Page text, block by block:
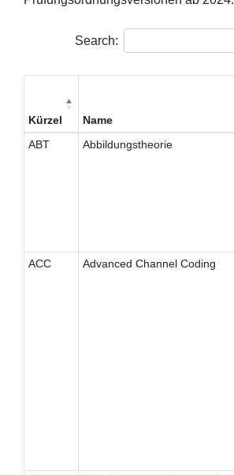
Search:
Kürzel Name
ABT Abbildungstheorie
ACC Advanced Channel Coding